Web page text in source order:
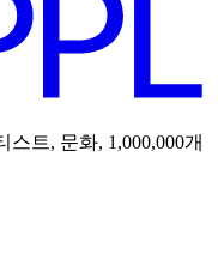
트, 문화, 1,000,000개